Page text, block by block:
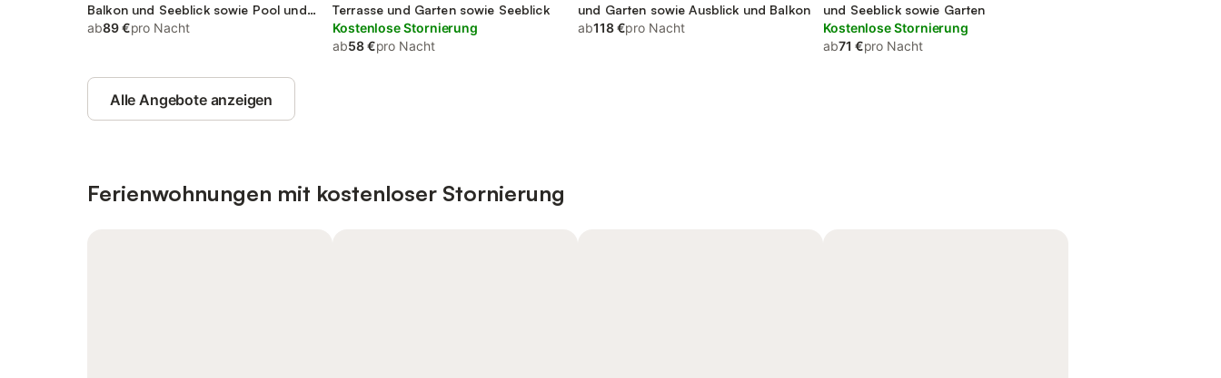
Balkon und Seeblick sowie Pool und
Ausblick
ab89 €pro Nacht
Terrasse und Garten sowie Seeblick
Kostenlose Stornierung
ab58 €pro Nacht
und Garten sowie Ausblick und Balkon
ab118 €pro Nacht
und Seeblick sowie Garten
Kostenlose Stornierung
ab71 €pro Nacht
Alle Angebote anzeigen
Ferienwohnungen mit kostenloser Stornierung